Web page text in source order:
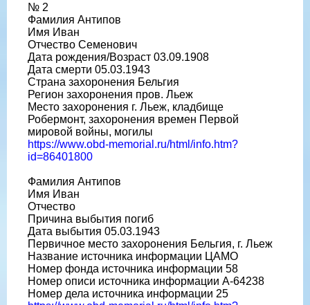
№ 2
Фамилия Антипов
Имя Иван
Отчество Семенович
Дата рождения/Возраст 03.09.1908
Дата смерти 05.03.1943
Страна захоронения Бельгия
Регион захоронения пров. Льеж
Место захоронения г. Льеж, кладбище
Робермонт, захоронения времен Первой
мировой войны, могилы
https://www.obd-memorial.ru/html/info.htm?
id=86401800
Фамилия Антипов
Имя Иван
Отчество
Причина выбытия погиб
Дата выбытия 05.03.1943
Первичное место захоронения Бельгия, г. Льеж
Название источника информации ЦАМО
Номер фонда источника информации 58
Номер описи источника информации А-64238
Номер дела источника информации 25